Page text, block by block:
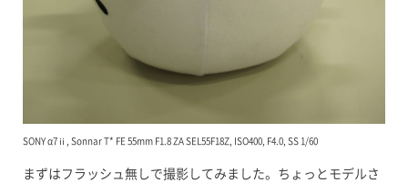
SONY α7ⅱ, Sonnar T* FE 55mm F1.8 ZA SEL55F18Z, ISO400, F4.0, SS 1/60
まずはフラッシュ無しで撮影してみました。ちょっとモデルさ